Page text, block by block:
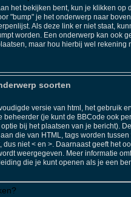
het bekijken bent, kun je klikken op
"bump" je het onderwerp naar
Als deze link er niet staat,
worden. Een onderwerp kan ook
maar hou hierbij wel rekening
soorten
versie van html, het gebruik
beheerder (je kunt de BBCode ook
bij het plaatsen van je bericht).
die van HTML, tags worden tussen
dus niet < en >. Daarnaast geeft het
weergegeven. Meer informatie
die je kunt openen als je een